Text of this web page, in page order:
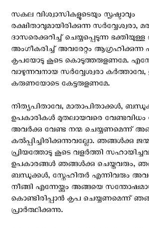
സകല വിശ്വാസികളുടെയും സൃഷ്ടാവും
രക്ഷിതാവുമായിരിക്കുന്ന സര്‍വ്വേശ്വരാ,
ദാസരെക്കുറിച്ച് ചെയ്യപ്പെടുന്ന
അംഗീകരിച്ച് അവരേറ്റം
കൃപയോടു കൂടെ കൊടുത്തരുളണമേ.
വാഴുന്നവനായ സര്‍വ്വേശ്വരാ
കരുണയോടെ കേട്ടരുളണമേ.
നിത്യപിതാവേ, മാതാപിതാക്കള്‍,
ഉപകാരികള്‍ മുതലായവരെ വേണ്ടവിധം
അവര്‍ക്കു വേണ്ട നന്മ ചെയ്യണമെന്ന്
കല്‍പ്പിച്ചിരിക്കുന്നുവല്ലോ. ഞങ്ങള്‍ക്കു
പ്രിയത്തോടു കൂടെ വളര്‍ത്തി
ഉപകാരങ്ങള്‍ ഞങ്ങള്‍ക്കു ചെയ്തവരും,
ബന്ധുക്കള്‍, സ്നേഹിതര്‍ എന്നിവരും
നീങ്ങി എന്നേയ്ക്കും അങ്ങയെ
കൊണ്ടിരിപ്പാന്‍ കൃപ ചെയ്യണമെന്ന്
പ്രാര്‍ത്ഥിക്കുന്നു.